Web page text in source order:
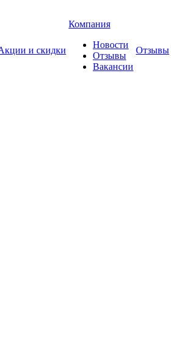
и скидки
Компания
Новости
Отзывы
Вакансии
Отзывы